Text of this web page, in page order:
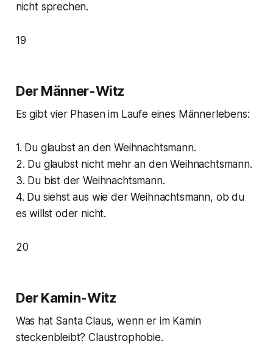
nicht sprechen.
19
Der Männer-Witz
Es gibt vier Phasen im Laufe eines Männerlebens:
1. Du glaubst an den Weihnachtsmann.
2. Du glaubst nicht mehr an den Weihnachtsmann.
3. Du bist der Weihnachtsmann.
4. Du siehst aus wie der Weihnachtsmann, ob du
es willst oder nicht.
20
Der Kamin-Witz
Was hat Santa Claus, wenn er im Kamin
steckenbleibt? Claustrophobie.